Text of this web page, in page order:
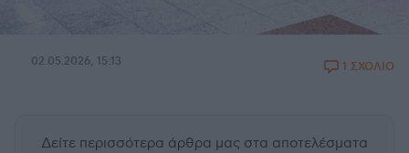
02.05.2026, 15:13 1 ΣΧΟΛΙΟ
Δείτε περισσότερα άρθρα μας στα αποτελέσματα